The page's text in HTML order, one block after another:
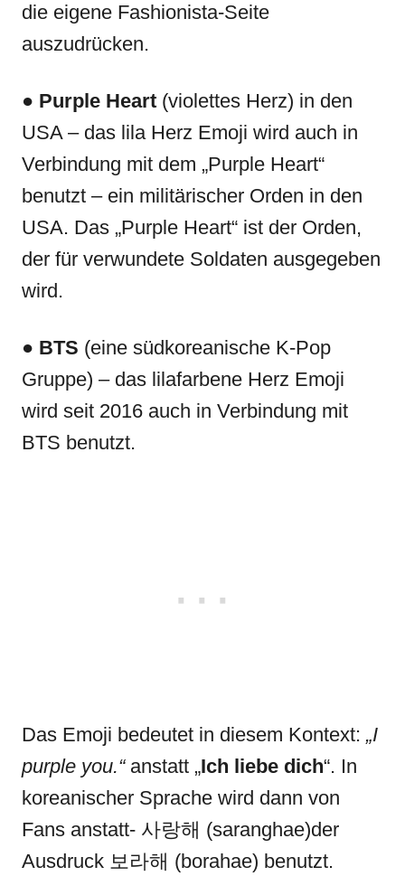
die eigene Fashionista-Seite
auszudrücken.
● Purple Heart (violettes Herz) in den
USA – das lila Herz Emoji wird auch in
Verbindung mit dem „Purple Heart“
benutzt – ein militärischer Orden in den
USA. Das „Purple Heart“ ist der Orden,
der für verwundete Soldaten ausgegeben
wird.
● BTS (eine südkoreanische K-Pop
Gruppe) – das lilafarbene Herz Emoji
wird seit 2016 auch in Verbindung mit
BTS benutzt.
Das Emoji bedeutet in diesem Kontext: „I
purple you.“ anstatt „Ich liebe dich“. In
koreanischer Sprache wird dann von
Fans anstatt- 사랑해 (saranghae)der
Ausdruck 보라해 (borahae) benutzt.